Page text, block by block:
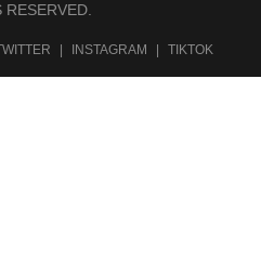
RESERVED.
INSTAGRAM TIKTOK